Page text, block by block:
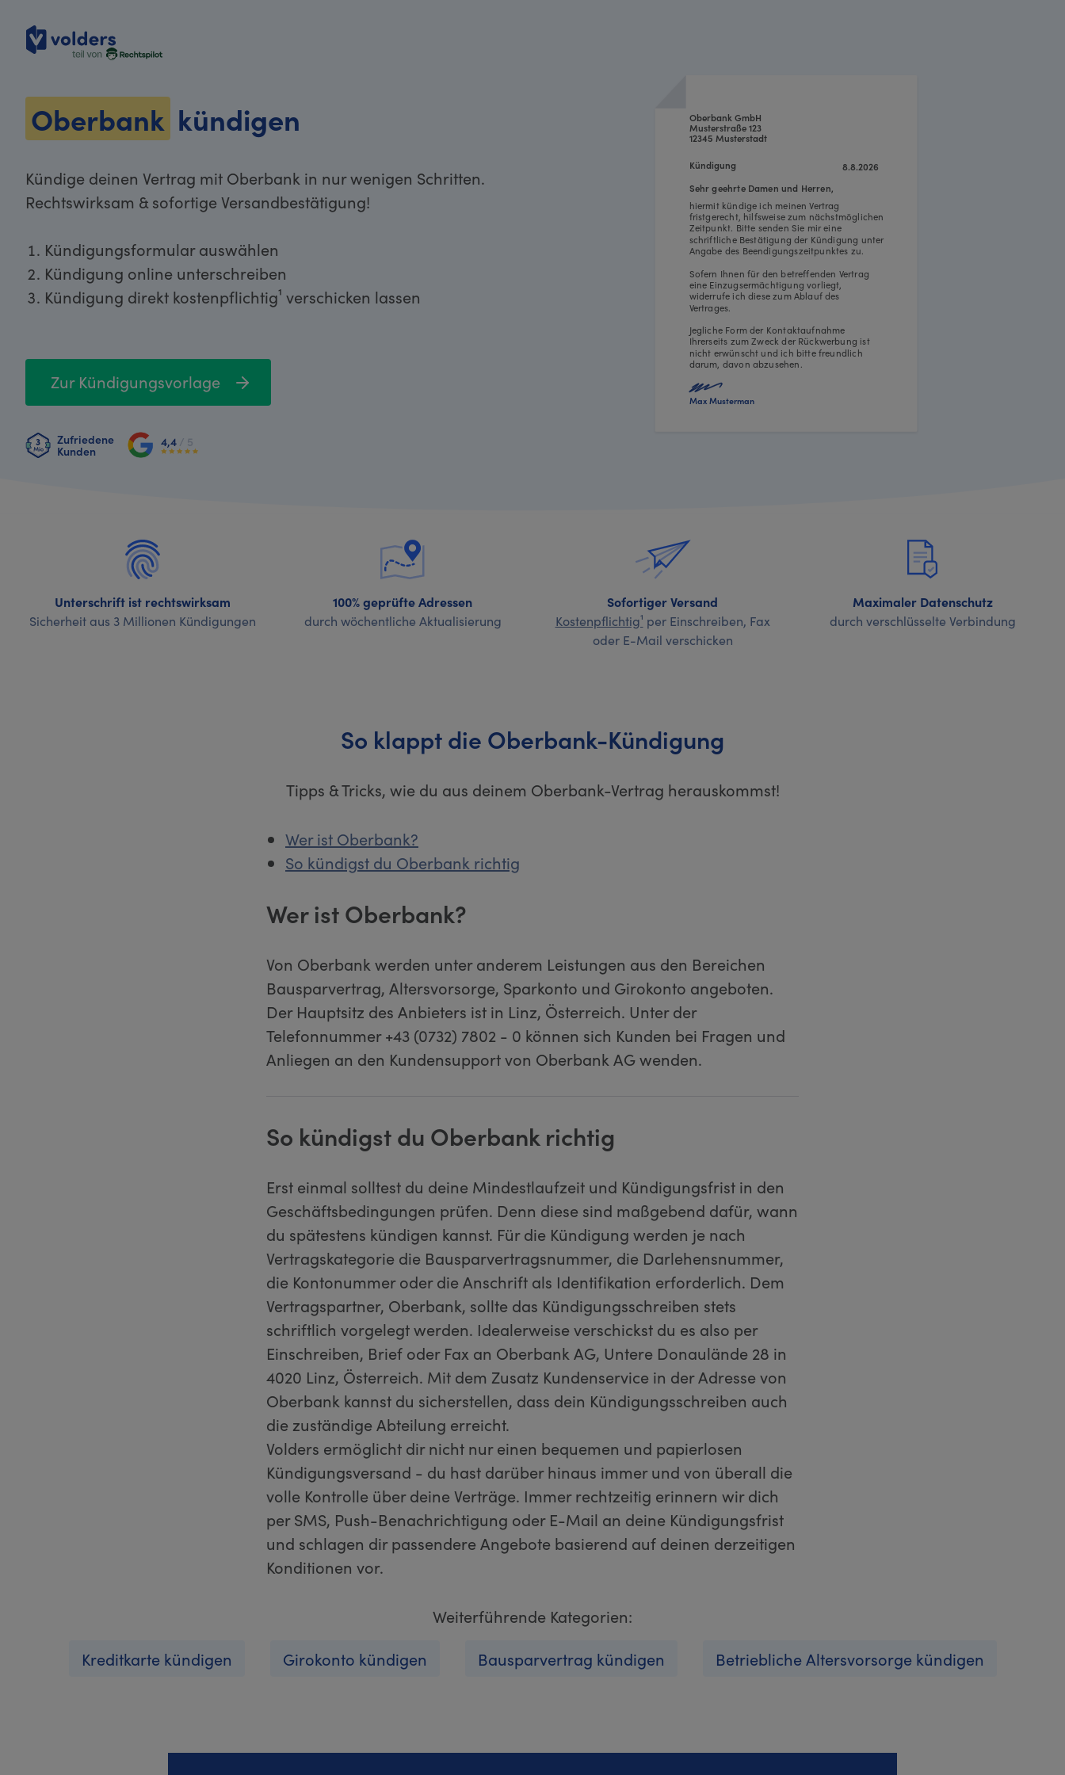
Oberbank kündigen
Kündige deinen Vertrag mit Oberbank in nur wenigen Schritten.
Rechtswirksam & sofortige Versandbestätigung!
Kündigungsformular auswählen
Kündigung online unterschreiben
Kündigung direkt kostenpflichtig¹ verschicken lassen
Zur Kündigungsvorlage
Zufriedene
Kunden
4,4 / 5
8.8.2026
Oberbank GmbH
Musterstraße 123
12345 Musterstadt
hiermit kündige ich meinen Vertrag
fristgerecht, hilfsweise zum nächstmöglichen
Zeitpunkt. Bitte senden Sie mir eine
schriftliche Bestätigung der Kündigung unter
Angabe des Beendigungszeitpunktes zu.
Sofern Ihnen für den betreffenden Vertrag
eine Einzugsermächtigung vorliegt,
widerrufe ich diese zum Ablauf des
Vertrages.
Jegliche Form der Kontaktaufnahme
Ihrerseits zum Zweck der Rückwerbung ist
nicht erwünscht und ich bitte freundlich
darum, davon abzusehen.
Sehr geehrte Damen und Herren,
Kündigung
Max Musterman
Unterschrift ist rechtswirksam
Sicherheit aus 3 Millionen Kündigungen
100% geprüfte Adressen
durch wöchentliche Aktualisierung
Sofortiger Versand
Kostenpflichtig¹ per Einschreiben, Fax
oder E-Mail verschicken
Maximaler Datenschutz
durch verschlüsselte Verbindung
So klappt die Oberbank-Kündigung
Tipps & Tricks, wie du aus deinem Oberbank-Vertrag herauskommst!
Wer ist Oberbank?
So kündigst du Oberbank richtig
Wer ist Oberbank?
Von Oberbank werden unter anderem Leistungen aus den Bereichen
Bausparvertrag, Altersvorsorge, Sparkonto und Girokonto angeboten.
Der Hauptsitz des Anbieters ist in Linz, Österreich. Unter der
Telefonnummer +43 (0732) 7802 - 0 können sich Kunden bei Fragen und
Anliegen an den Kundensupport von Oberbank AG wenden.
So kündigst du Oberbank richtig
Erst einmal solltest du deine Mindestlaufzeit und Kündigungsfrist in den
Geschäftsbedingungen prüfen. Denn diese sind maßgebend dafür, wann
du spätestens kündigen kannst. Für die Kündigung werden je nach
Vertragskategorie die Bausparvertragsnummer, die Darlehensnummer,
die Kontonummer oder die Anschrift als Identifikation erforderlich. Dem
Vertragspartner, Oberbank, sollte das Kündigungsschreiben stets
schriftlich vorgelegt werden. Idealerweise verschickst du es also per
Einschreiben, Brief oder Fax an Oberbank AG, Untere Donaulände 28 in
4020 Linz, Österreich. Mit dem Zusatz Kundenservice in der Adresse von
Oberbank kannst du sicherstellen, dass dein Kündigungsschreiben auch
die zuständige Abteilung erreicht.
Volders ermöglicht dir nicht nur einen bequemen und papierlosen
Kündigungsversand - du hast darüber hinaus immer und von überall die
volle Kontrolle über deine Verträge. Immer rechtzeitig erinnern wir dich
per SMS, Push-Benachrichtigung oder E-Mail an deine Kündigungsfrist
und schlagen dir passendere Angebote basierend auf deinen derzeitigen
Konditionen vor.
Weiterführende Kategorien:
Kreditkarte kündigen
Girokonto kündigen Bausparvertrag kündigen Betriebliche Altersvorsorge kündigen